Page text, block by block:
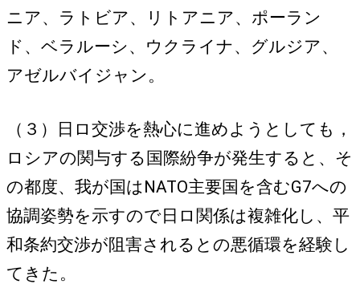
ニア、ラトビア、リトアニア、ポーラン
ド、ベラルーシ、ウクライナ、グルジア、
アゼルバイジャン。
（３）日ロ交渉を熱心に進めようとしても，
ロシアの関与する国際紛争が発生すると、そ
の都度、我が国はNATO主要国を含むG7への
協調姿勢を示すので日ロ関係は複雑化し、平
和条約交渉が阻害されるとの悪循環を経験し
てきた。